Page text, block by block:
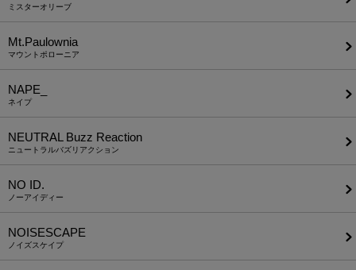
ミスターオリーブ
Mt.Paulownia
マウントポローニア
NAPE_
ネイプ
NEUTRAL Buzz Reaction
ニュートラルバズリアクション
NO ID.
ノーアイディー
NOISESCAPE
ノイズスケイプ